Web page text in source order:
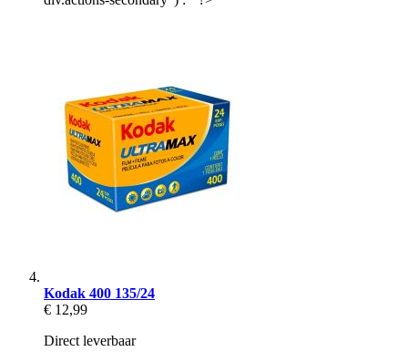
Kodak 400 135/24
€ 12,99
Direct leverbaar